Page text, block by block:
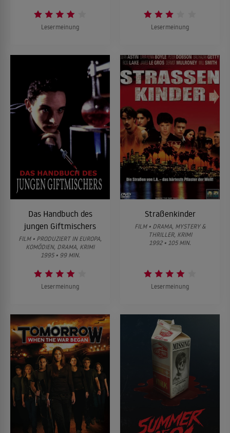
Lesermeinung Lesermeinung
Das Handbuch des
jungen Giftmischers
FILM • PRODUZIERT IN EUROPA,
KOMÖDIEN, DRAMA, KRIMI
1995 • 99 MIN.
Lesermeinung
Straßenkinder
FILM • DRAMA, MYSTERY &
THRILLER, KRIMI
1992 • 105 MIN.
Lesermeinung